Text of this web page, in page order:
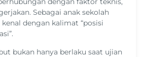
Sebagai anak sekolah
dengan kalimat “posisi
bukan hanya berlaku saat ujian